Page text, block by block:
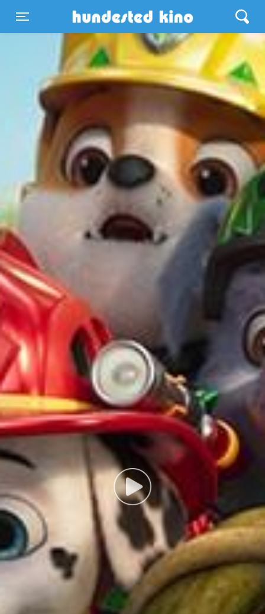
Toggle navigation
Hundested Kino